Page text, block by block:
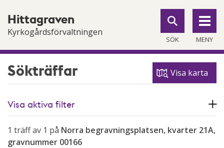
navigationen
innehållet
Hittagraven
Kyrkogårdsförvaltningen
SÖK MENY
Sökträffar Visa karta
Visa aktiva filter
1 träff av 1 på Norra begravningsplatsen, kvarter 21A,
gravnummer 00166